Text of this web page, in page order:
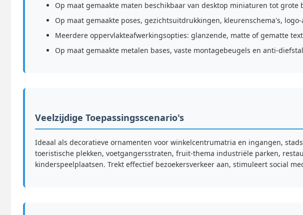
Op maat gemaakte maten beschikbaar van desktop miniaturen tot grote
Op maat gemaakte poses, gezichtsuitdrukkingen, kleurenschema's,
Meerdere oppervlakteafwerkingsopties: glanzende, matte of gematte
Op maat gemaakte metalen bases, vaste montagebeugels en anti-
Veelzijdige Toepassingsscenario's
Ideaal als decoratieve ornamenten voor winkelcentrumatria en ingangen,
toeristische plekken, voetgangersstraten, fruit-thema industriële parken,
kinderspeelplaatsen. Trekt effectief bezoekersverkeer aan, stimuleert social